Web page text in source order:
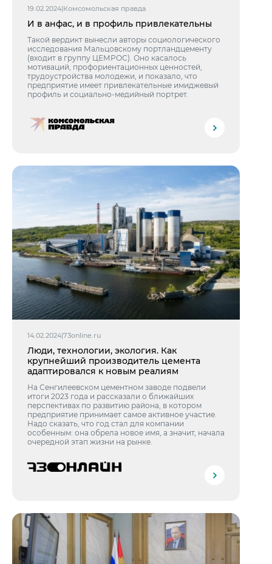
19.02.2024|Комсомольская правда
И в анфас, и в профиль привлекательны
Такой вердикт вынесли авторы социологического
исследования Мальцовскому портландцементу
(входит в группу ЦЕМРОС). Оно касалось
мотиваций, профориентационных ценностей,
трудоустройства молодежи, и показало, что
предприятие имеет привлекательные имиджевый
профиль и социально-медийный портрет.
14.02.2024|73online.ru
Люди, технологии, экология. Как
крупнейший производитель цемента
адаптировался к новым реалиям
На Сенгилеевском цементном заводе подвели
итоги 2023 года и рассказали о ближайших
перспективах по развитию района, в котором
предприятие принимает самое активное участие.
Надо сказать, что год стал для компании
особенным: она обрела новое имя, а значит, начала
очередной этап жизни на рынке.
Центры дистрибуции
Реализация ТМЦ и непрофильных активов
Политика в области закупок
В помощь поставщику
Не только цемент
Люди ЦЕМРОСа
Технологии и тренды
Издание для клиентов
Аналитика цементной отрасли
Пресса о нас
Контакты для СМИ
Служба доверия